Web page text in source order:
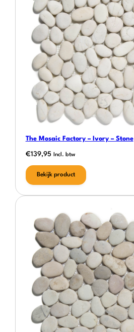
The Mosaic Factory – Ivory – Stone
€139,95 Incl. btw
Bekijk product